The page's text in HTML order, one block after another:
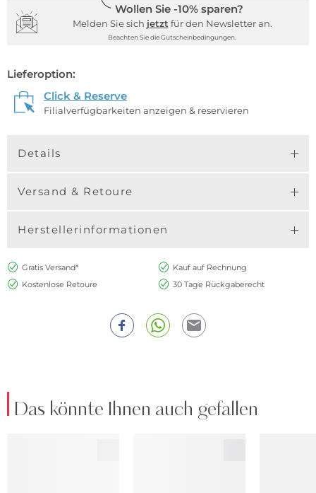
Wollen Sie -10% sparen?
Melden Sie sich jetzt für den Newsletter an.
Beachten Sie die Gutscheinbedingungen.
Lieferoption:
Click & Reserve
Filialverfügbarkeiten anzeigen & reservieren
Details
Versand & Retoure
Herstellerinformationen
Gratis Versand*
Kauf auf Rechnung
Kostenlose Retoure
30 Tage Rückgaberecht
Das könnte Ihnen auch gefallen